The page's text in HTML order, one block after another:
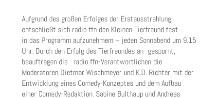
Aufgrund des großen Erfolges der Erstausstrahlung
entschließt sich radio ffn den Kleinen Tierfreund fest
in das Programm aufzunehmem – jeden Sonnabend um 9.15
Uhr. Durch den Erfolg des Tierfreundes an- gespornt,
beauftragen die radio ffn-Verantwortlichen die
Moderatoren Dietmar Wischmeyer und K.D. Richter mit der
Entwicklung eines Comedy-Konzeptes und dem Aufbau
einer Comedy-Redaktion. Sabine Bulthaup und Andreas